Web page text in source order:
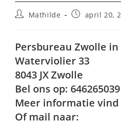
BerichtMathilde
Berichtapril 20,
Persbureau Zwolle
Waterviolier 33
8043 JX Zwolle
Bel ons op: 646265039
Meer informatie vind
Of mail naar: